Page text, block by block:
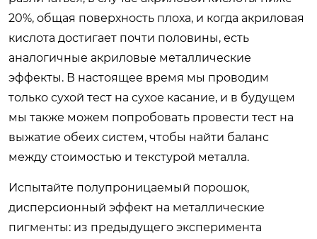
20%, общая поверхность плоха, и когда акриловая
кислота достигает почти половины, есть
аналогичные акриловые металлические
эффекты. В настоящее время мы проводим
только сухой тест на сухое касание, и в будущем
мы также можем попробовать провести тест на
выжатие обеих систем, чтобы найти баланс
между стоимостью и текстурой металла.
Испытайте полупроницаемый порошок,
дисперсионный эффект на металлические
пигменты: из предыдущего эксперимента